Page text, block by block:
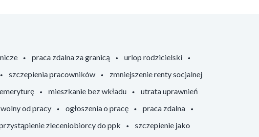
praca zdalna za granicą
urlop rodzicielski
szczepienia pracowników
zmniejszenie renty socjalnej
mieszkanie bez wkładu
utrata uprawnień
od pracy ogłoszenia o pracę
praca zdalna
zleceniobiorcy do ppk
szczepienie jako